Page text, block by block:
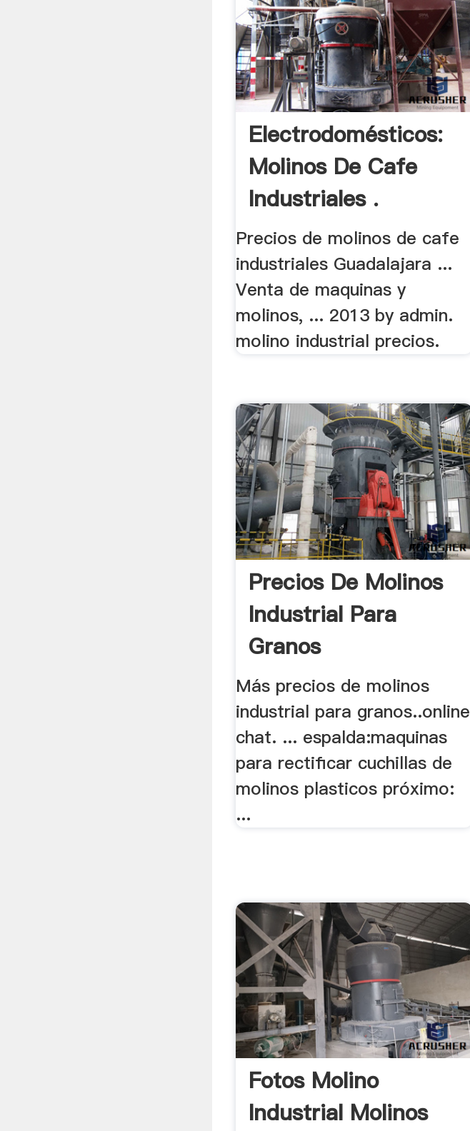
Electrodomésticos:
Molinos De Cafe
Industriales .
Precios de molinos de cafe
industriales Guadalajara ...
Venta de maquinas y
molinos, ... 2013 by admin.
molino industrial precios.
Precios De Molinos
Industrial Para
Granos
Más precios de molinos
industrial para granos..online
chat. ... espalda:maquinas
para rectificar cuchillas de
molinos plasticos próximo:
...
Fotos Molino
Industrial Molinos